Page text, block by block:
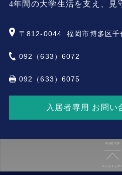
4年間の大学生活を支え、見
〒812-0044 福岡市博多区
092（633）6072
092（633）6075
入居者専用 お問い